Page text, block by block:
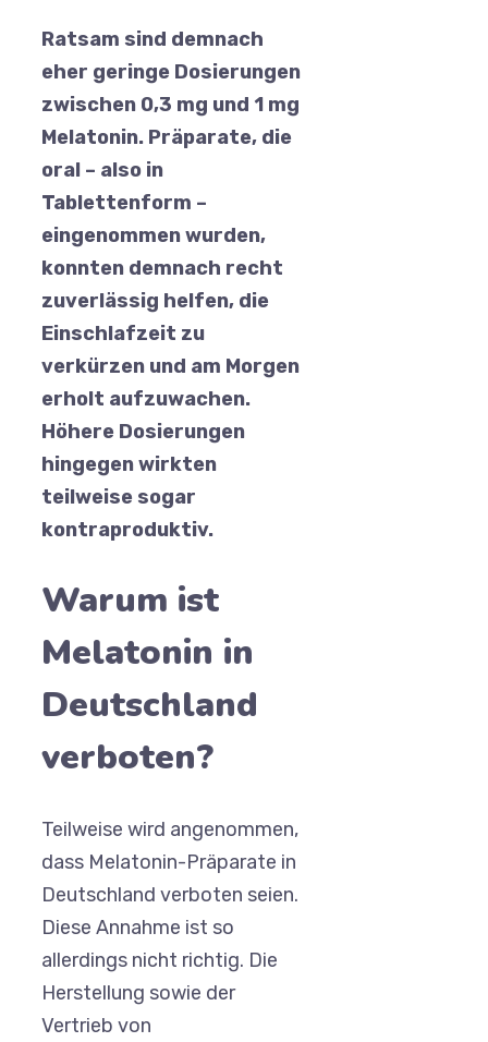
Ratsam sind demnach
eher geringe Dosierungen
zwischen 0,3 mg und 1 mg
Melatonin. Präparate, die
oral – also in
Tablettenform –
eingenommen wurden,
konnten demnach recht
zuverlässig helfen, die
Einschlafzeit zu
verkürzen und am Morgen
erholt aufzuwachen.
Höhere Dosierungen
hingegen wirkten
teilweise sogar
kontraproduktiv.
Warum ist
Melatonin in
Deutschland
verboten?
Teilweise wird angenommen,
dass Melatonin-Präparate in
Deutschland verboten seien.
Diese Annahme ist so
allerdings nicht richtig. Die
Herstellung sowie der
Vertrieb von